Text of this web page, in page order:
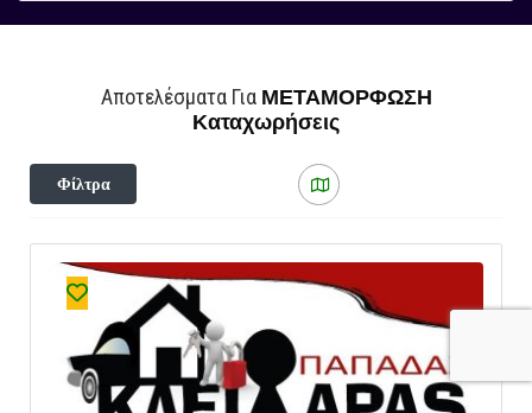
Αποτελέσματα Για ΜΕΤΑΜΟΡΦΩΣΗ
Καταχωρήσεις
Φίλτρα